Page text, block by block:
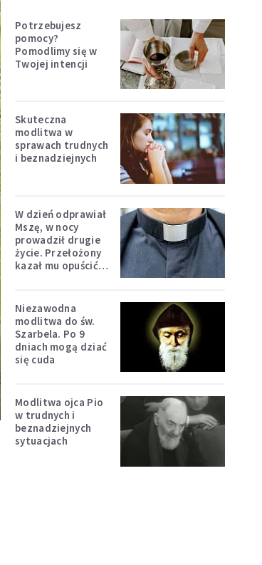
Potrzebujesz
pomocy?
Pomodlimy się w
Twojej intencji
Skuteczna
modlitwa w
sprawach trudnych
i beznadziejnych
W dzień odprawiał
Mszę, w nocy
prowadził drugie
życie. Przełożony
kazał mu opuścić
Niezawodna
modlitwa do św.
Szarbela. Po 9
dniach mogą dziać
się cuda
Modlitwa ojca Pio
w trudnych i
beznadziejnych
sytuacjach